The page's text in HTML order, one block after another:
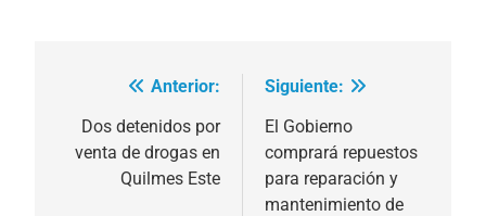
Navegación
de
entradas
Anterior:
Dos detenidos por
venta de drogas en
Quilmes Este
Siguiente:
El Gobierno
comprará repuestos
para reparación y
mantenimiento de